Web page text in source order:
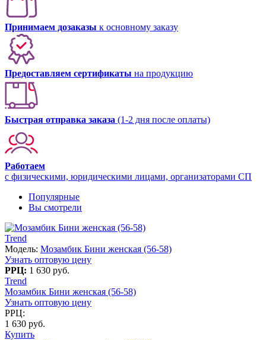
Принимаем дозаказы к основному заказу
Предоставляем сертификаты на продукцию
Быстрая отправка заказа (1-2 дня после оплаты)
Работаем
с физическими, юридическими лицами, организаторами СП
Популярные
Вы смотрели
Trend
Модель: Мозамбик Бини женская (56-58)
Узнать оптовую цену
РРЦ: 1 630 руб.
Trend
Мозамбик Бини женская (56-58)
Узнать оптовую цену
РРЦ:
1 630 руб.
Купить